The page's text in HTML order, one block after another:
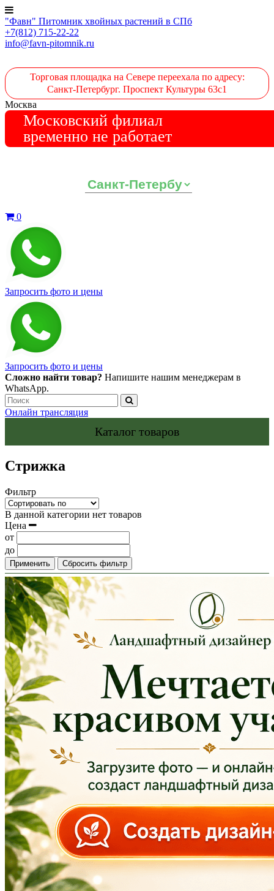
"Фавн" Питомник хвойных растений в СПб
+7(812) 715-22-22
info@favn-pitomnik.ru
Торговая площадка на Севере переехала по адресу:
Санкт-Петербург. Проспект Культуры 63с1
Москва
Московский филиал
временно не работает
0
Запросить фото и цены
Запросить фото и цены
Сложно найти товар? Напишите нашим менеджерам в
WhatsApp.
Онлайн трансляция
Каталог товаров
Стрижка
Фильтр
В данной категории нет товаров
Цена
от
до
Применить Сбросить фильтр